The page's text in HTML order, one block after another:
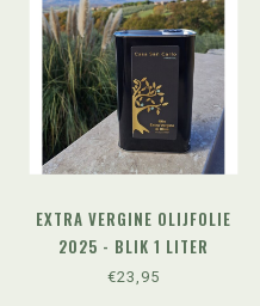
EXTRA VERGINE OLIJFOLIE
2025 - BLIK 1 LITER
€23,95